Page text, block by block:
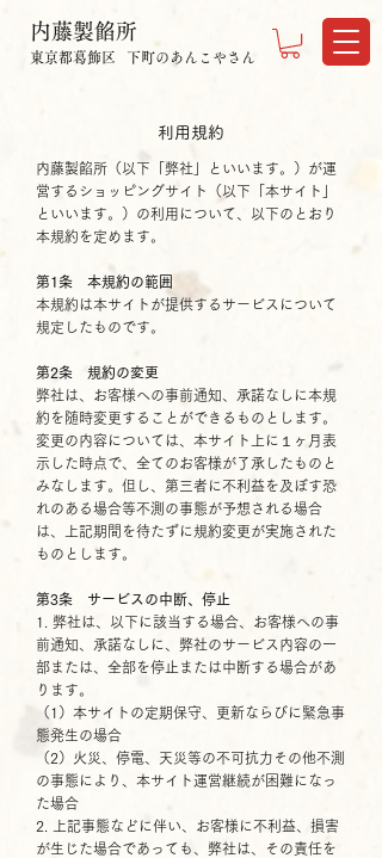
下町のあんこやさん
東京都葛飾区
内藤製餡所
利用規約
内藤製餡所（以下「弊社」といいます。）が運
営するショッピングサイト（以下「本サイト」
といいます。）の利用について、以下のとおり
本規約を定めます。
第1条 本規約の範囲
本規約は本サイトが提供するサービスについて
規定したものです。
第2条 規約の変更
弊社は、お客様への事前通知、承諾なしに本規
約を随時変更することができるものとします。
変更の内容については、本サイト上に１ヶ月表
示した時点で、全てのお客様が了承したものと
みなします。但し、第三者に不利益を及ぼす恐
れのある場合等不測の事態が予想される場合
は、上記期間を待たずに規約変更が実施された
ものとします。
第3条 サービスの中断、停止
1. 弊社は、以下に該当する場合、お客様への事
前通知、承諾なしに、弊社のサービス内容の一
部または、全部を停止または中断する場合があ
ります。
（1）本サイトの定期保守、更新ならびに緊急事
態発生の場合
（2）火災、停電、天災等の不可抗力その他不測
の事態により、本サイト運営継続が困難になっ
た場合
2. 上記事態などに伴い、お客様に不利益、損害
が生じた場合であっても、弊社は、その責任を